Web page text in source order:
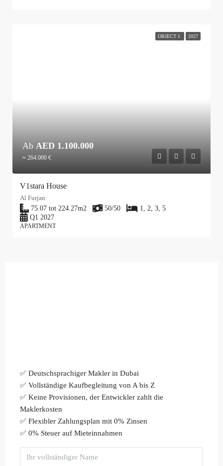
OBJECT 1 2027
Ab AED 1.100.000
≈ 264.000 €
V1stara House
Al Furjan
75.07 tot 224.27m2 50/50
1, 2, 3, 5
Q1 2027
APARTMENT
✅ Deutschsprachiger Makler in Dubai
✅ Vollständige Kaufbegleitung von A bis Z
✅ Keine Provisionen, der Entwickler zahlt die
Maklerkosten
✅ Flexibler Zahlungsplan mit 0% Zinsen
✅ 0% Steuer auf Mieteinnahmen